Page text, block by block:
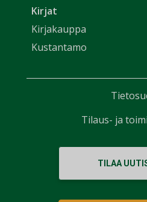
Kirjat
Kirjakauppa
Kustantamo
TILAA
Tilaus- ja